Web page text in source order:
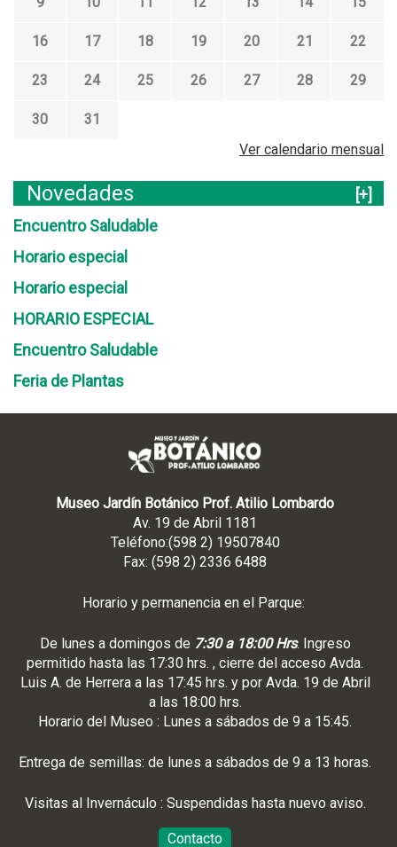
16 17 18 19 20 21 22
23 24 25 26 27 28 29
30
31
Ver calendario mensual
Novedades
[+]
Encuentro Saludable
Horario especial
Horario especial
HORARIO ESPECIAL
Encuentro Saludable
Feria de Plantas
Museo Jardín Botánico Prof. Atilio Lombardo
Av. 19 de Abril 1181
Teléfono:(598 2) 19507840
Fax: (598 2) 2336 6488
Horario y permanencia en el Parque:
De lunes a domingos de 7:30 a 18:00 Hrs. Ingreso
permitido hasta las 17:30 hrs. , cierre del acceso Avda.
Luis A. de Herrera a las 17:45 hrs. y por Avda. 19 de Abril
a las 18:00 hrs.
Horario del Museo : Lunes a sábados de 9 a 15:45.
Entrega de semillas: de lunes a sábados de 9 a 13 horas.
Visitas al Invernáculo : Suspendidas hasta nuevo aviso.
Contacto